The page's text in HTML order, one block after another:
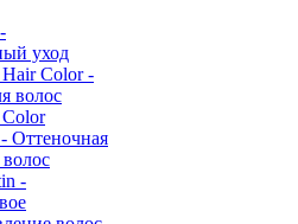
уход
Color -
волос
Оттеночная
волос
-